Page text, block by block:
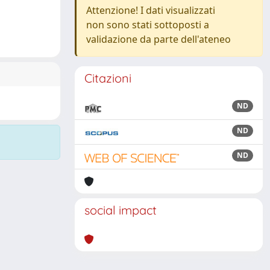
Attenzione! I dati visualizzati
non sono stati sottoposti a
validazione da parte dell'ateneo
Citazioni
ND
ND
ND
social impact